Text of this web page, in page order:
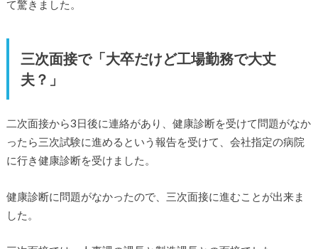
て驚きました。
三次面接で「大卒だけど工場勤務で大丈
夫？」
二次面接から3日後に連絡があり、健康診断を受けて問題がなか
ったら三次試験に進めるという報告を受けて、会社指定の病院
に行き健康診断を受けました。
健康診断に問題がなかったので、三次面接に進むことが出来ま
した。